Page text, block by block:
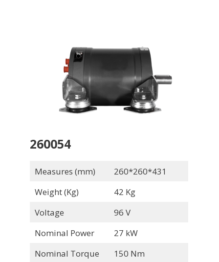
260054
Measures (mm)
260*260*431
Weight (Kg)
42 Kg
Voltage
96 V
Nominal Power
27 kW
Nominal Torque
150 Nm